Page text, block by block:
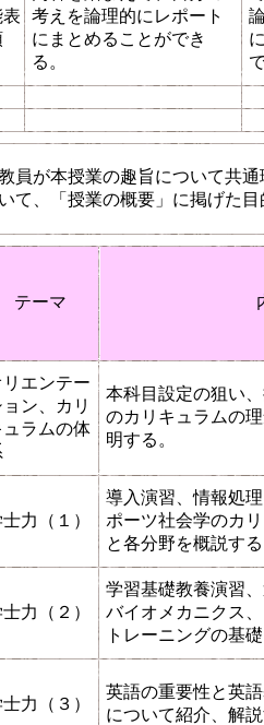
表
考えを論理的にレポート
にまとめることができ
る。
員が本授業の趣旨について共
て、「授業の概要」に掲げた
テーマ
リエンテー
ョン、カリ
ュラムの体
本科目設定の狙い
のカリキュラムの
明する。
力（１）
導入演習、情報処
ポーツ社会学のカ
と各分野を概説す
力（２）
学習基礎教養演習
バイオメカニクス
トレーニングの基
力（３）
英語の重要性と英
について紹介、解